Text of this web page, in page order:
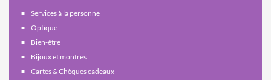
Services à la personne
Optique
Bien-être
Bijoux et montres
Cartes & Chèques cadeaux